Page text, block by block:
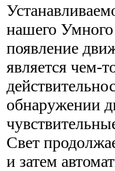
нашего Умного
появление
является
обнаружении
Свет
и затем